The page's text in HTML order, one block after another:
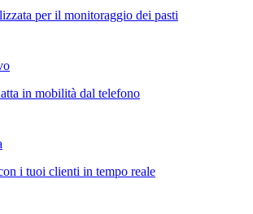
per il monitoraggio dei pasti
in mobilità dal telefono
i tuoi clienti in tempo reale